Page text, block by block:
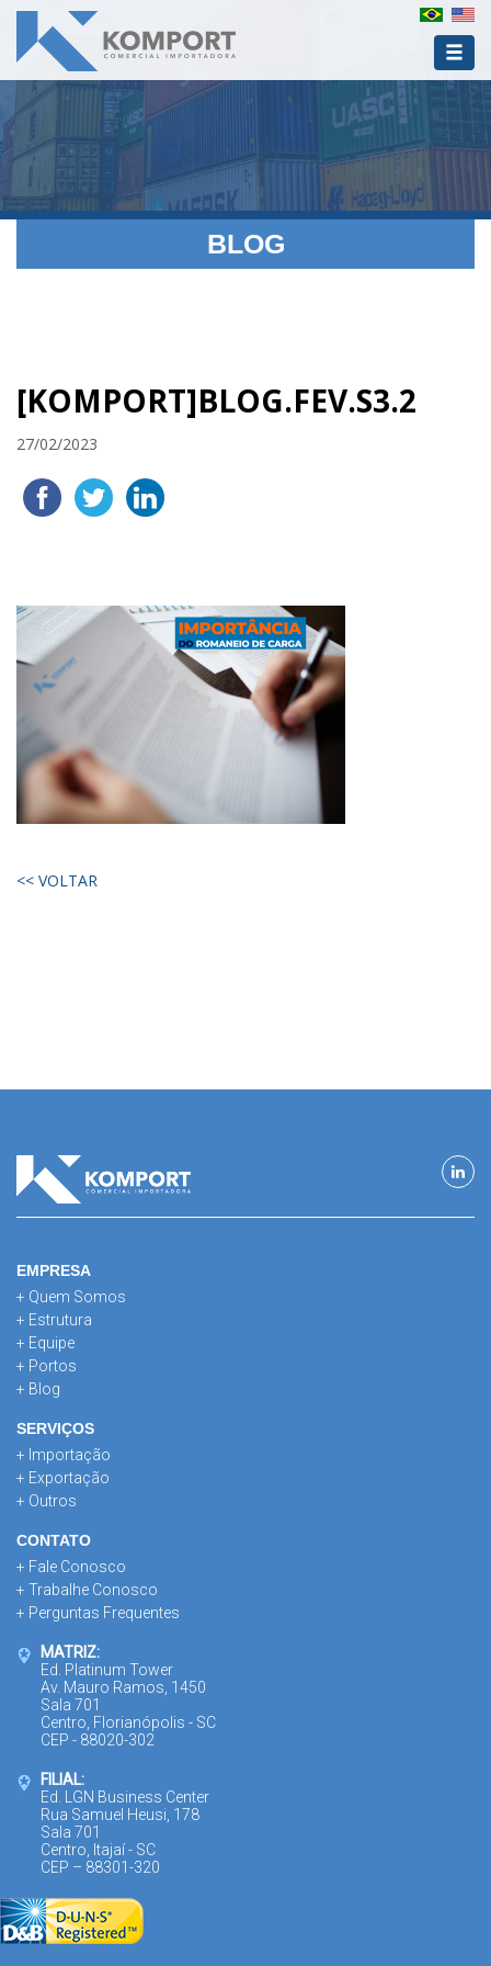
BLOG
[KOMPORT]BLOG.FEV.S3.2
27/02/2023
<< VOLTAR
EMPRESA
+ Quem Somos
+ Estrutura
+ Equipe
+ Portos
+ Blog
SERVIÇOS
+ Importação
+ Exportação
+ Outros
CONTATO
+ Fale Conosco
+ Trabalhe Conosco
+ Perguntas Frequentes
MATRIZ:
Ed. Platinum Tower
Av. Mauro Ramos, 1450
Sala 701
Centro, Florianópolis - SC
CEP - 88020-302
FILIAL:
Ed. LGN Business Center
Rua Samuel Heusi, 178
Sala 701
Centro, Itajaí - SC
CEP – 88301-320